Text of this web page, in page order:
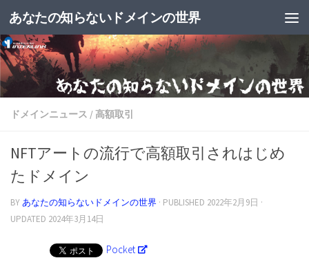
あなたの知らないドメインの世界
ドメインニュース /高額取引
NFTアートの流行で高額取引されはじめ
たドメイン
BYあなたの知らないドメインの世界 · PUBLISHED 2022年2月9日 ·
UPDATED 2024年3月14日
Pocket